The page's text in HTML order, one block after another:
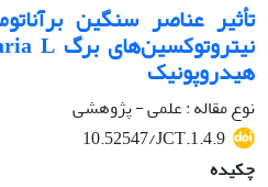
تأثیر عناصر سنگین
هیدروپونیک
نوع مقاله : علمی - پژوهشی
10.52547/JCT.1.4.9
چکیده